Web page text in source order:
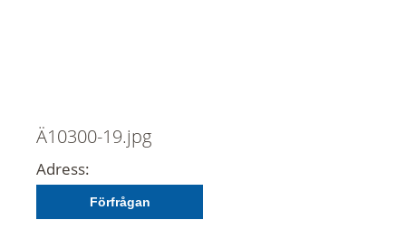
Ä10300-19.jpg
Adress:
Förfrågan